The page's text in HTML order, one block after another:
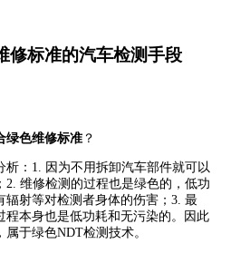
修标准的汽车检测手段
绿色维修标准 ？
析：1. 因为不用拆卸汽车部件就可以
维修检测的过程也是绿色的，低功
辐射等对检测者身体的伤害；3. 最
程本身也是低功耗和无污染的。因此
于绿色NDT检测技术。